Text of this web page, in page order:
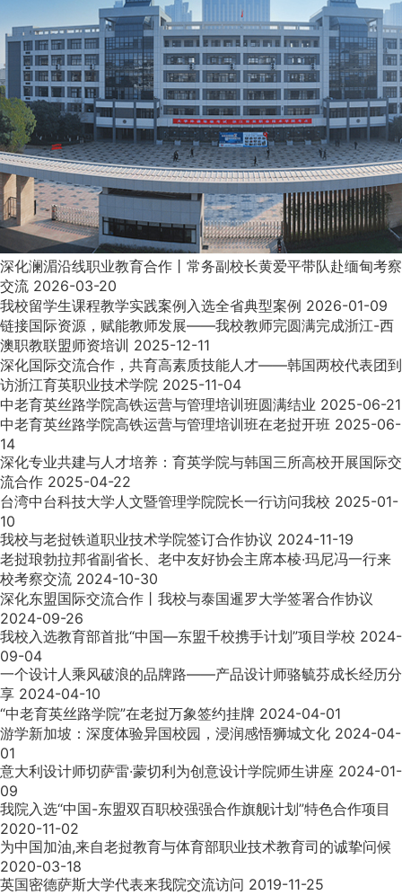
深化澜湄沿线职业教育合作丨常务副校长黄爱平带队赴缅甸考察
交流 2026-03-20
我校留学生课程教学实践案例入选全省典型案例 2026-01-09
链接国际资源，赋能教师发展——我校教师完圆满完成浙江-西
澳职教联盟师资培训 2025-12-11
深化国际交流合作，共育高素质技能人才——韩国两校代表团到
访浙江育英职业技术学院 2025-11-04
中老育英丝路学院高铁运营与管理培训班圆满结业 2025-06-21
中老育英丝路学院高铁运营与管理培训班在老挝开班 2025-06-
14
深化专业共建与人才培养：育英学院与韩国三所高校开展国际交
流合作 2025-04-22
台湾中台科技大学人文暨管理学院院长一行访问我校 2025-01-
10
我校与老挝铁道职业技术学院签订合作协议 2024-11-19
老挝琅勃拉邦省副省长、老中友好协会主席本棱·玛尼冯一行来
校考察交流 2024-10-30
深化东盟国际交流合作丨我校与泰国暹罗大学签署合作协议
2024-09-26
我校入选教育部首批“中国—东盟千校携手计划”项目学校 2024-
09-04
一个设计人乘风破浪的品牌路——产品设计师骆毓芬成长经历分
享 2024-04-10
“中老育英丝路学院”在老挝万象签约挂牌 2024-04-01
游学新加坡：深度体验异国校园，浸润感悟狮城文化 2024-04-
01
意大利设计师切萨雷·蒙切利为创意设计学院师生讲座 2024-01-
09
我院入选“中国-东盟双百职校强强合作旗舰计划”特色合作项目
2020-11-02
为中国加油,来自老挝教育与体育部职业技术教育司的诚挚问候
2020-03-18
英国密德萨斯大学代表来我院交流访问 2019-11-25